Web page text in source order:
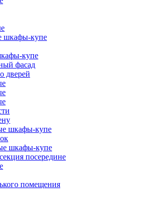
шкафы-купе
купе
фасад
дверей
шкафы-купе
шкафы-купе
посередине
помещения